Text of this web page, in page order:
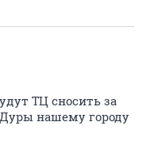
ТЦ сносить за
нашему городу